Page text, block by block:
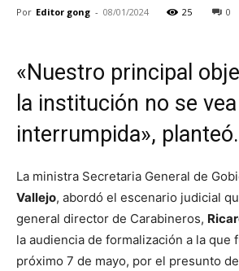
Por Editor gong - 08/01/2024 25 0
«Nuestro principal
la institución no se vea
interrumpida», planteó.
La ministra Secretaria General de
Vallejo, abordó el escenario judicial
general director de Carabineros,
la audiencia de formalización a la que
próximo 7 de mayo, por el presunto